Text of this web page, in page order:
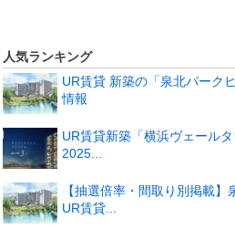
人気ランキング
UR賃貸 新築の「泉北パーク
情報
UR賃貸新築「横浜ヴェール
2025...
【抽選倍率・間取り別掲載
UR賃貸...